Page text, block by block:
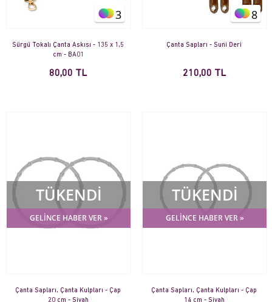
3
Sürgü Tokalı Çanta Askısı - 135 x 1,5
cm - BA01
80,00 TL
8
Çanta Sapları - Suni Deri
210,00 TL
TÜKENDİ
GELİNCE HABER VER »
Çanta Sapları, Çanta Kulpları - Çap
20 cm - Siyah
TÜKENDİ
GELİNCE HABER VER »
Çanta Sapları, Çanta Kulpları - Çap
14 cm - Siyah